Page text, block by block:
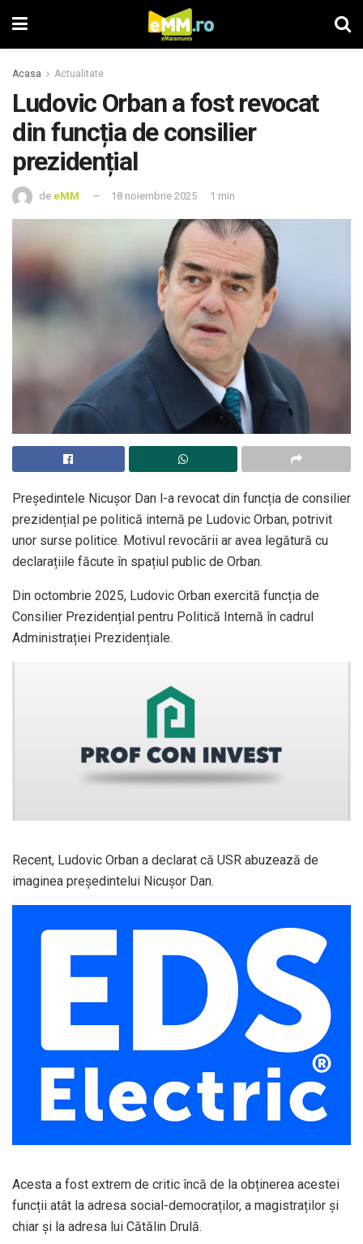
Acasa Actualitate
Ludovic Orban a fost revocat
din funcția de consilier
prezidențial
de eMM 18 noiembrie 2025 1 min
Președintele Nicușor Dan l-a revocat din funcția de consilier
prezidențial pe politică internă pe Ludovic Orban, potrivit
unor surse politice. Motivul revocării ar avea legătură cu
declarațiile făcute în spațiul public de Orban.
Din octombrie 2025, Ludovic Orban exercită funcția de
Consilier Prezidențial pentru Politică Internă în cadrul
Administrației Prezidențiale.
Recent, Ludovic Orban a declarat că USR abuzează de
imaginea președintelui Nicușor Dan.
Acesta a fost extrem de critic încă de la obținerea acestei
funcții atât la adresa social-democraților, a magistraților și
chiar și la adresa lui Cătălin Drulă.